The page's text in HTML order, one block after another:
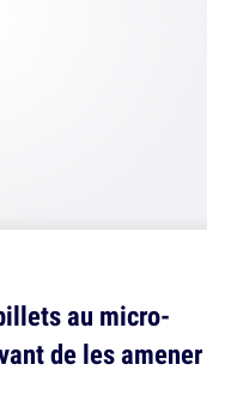
au micro-
de les amener